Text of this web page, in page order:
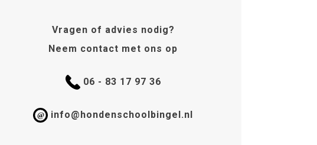
Vragen of advies nodig?
Neem contact met ons op
06 - 83 17 97 36
@ info@hondenschoolbingel.nl